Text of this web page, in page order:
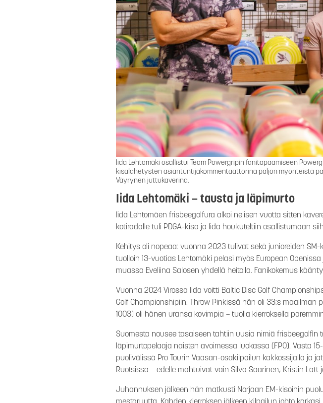
Iida Lehtomäki osallistui Team Powergripin fanitapaamiseen
kisalähetysten asiantuntijakommentaattorina paljon myönteistä
Väyrynen juttukaverina.
Iida Lehtomäki – tausta ja läpimurto
Iida Lehtomäen frisbeegolfura alkoi nelisen vuotta sitten
kotiradalle tuli PDGA-kisa ja Iida houkuteltiin osallistumaan
Kehitys oli nopeaa: vuonna 2023 tulivat sekä junioreiden
tuolloin 13-vuotias Lehtomäki pelasi myös European
muassa Eveliina Salosen yhdellä heitolla. Fanikokemus
Vuonna 2024 Virossa Iida voitti Baltic Disc Golf
Golf Championshipiin. Throw Pinkissä hän oli 33:s
1003) oli hänen uransa kovimpia – tuolla kierroksella
Suomesta nousee tasaiseen tahtiin uusia nimiä
läpimurtopelaaja naisten avoimessa luokassa (FPO). Vasta
puolivälissä Pro Tourin Vaasan-osakilpailun kakkossijalla ja
Ruotsissa – edelle mahtuivat vain Silva Saarinen, Kristin Lätt
Juhannuksen jälkeen hän matkusti Norjaan EM-kisoihin